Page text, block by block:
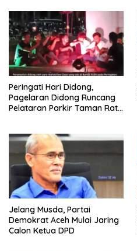
Peringati Hari Didong,
Pagelaran Didong Runcang
Pelataran Parkir Taman Ratu
Jelang Musda, Partai
Demokrat Aceh Mulai Jaring
Calon Ketua DPD